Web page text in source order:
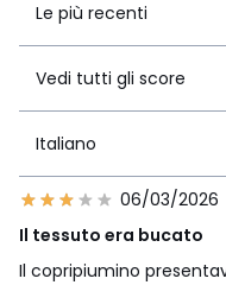
Le più recenti
Vedi tutti gli score
Italiano
06/03/2026
Il tessuto era bucato
Il copripiumino